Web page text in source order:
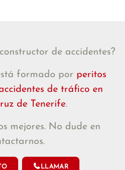
de accidentes?
formado por peritos
de tráfico en
de Tenerife.
mejores. No dude en
LLAMAR